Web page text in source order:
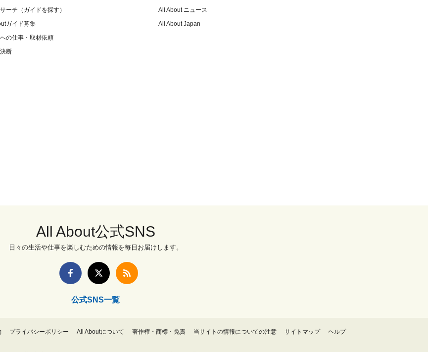
ーチ（ガイドを探す）
ガイド募集
の仕事・取材依頼
断
All About ニュース
All About Japan
All About公式SNS
日々の生活や仕事を楽しむための情報を毎日お届けします。
公式SNS一覧
プライバシーポリシー All Aboutについて 著作権・商標・免責 当サイトの情報についての注意 サイトマップ ヘルプ